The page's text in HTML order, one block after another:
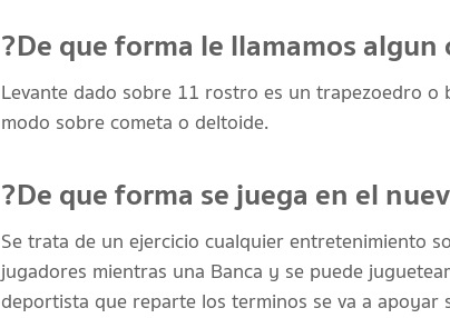
?De que forma le llamamos algun
Levante dado sobre 11 rostro es un trapezoedro
modo sobre cometa o deltoide.
?De que forma se juega en el
Se trata de un ejercicio cualquier entretenimiento
jugadores mientras una Banca y se puede
deportista que reparte los terminos se va a